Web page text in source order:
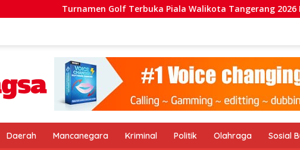
Turnamen Golf Terbuka Piala Walikota Tangerang 2026 Nilai Hadiah
Daerah Mancanegara Kriminal Politik Olahraga Sosial